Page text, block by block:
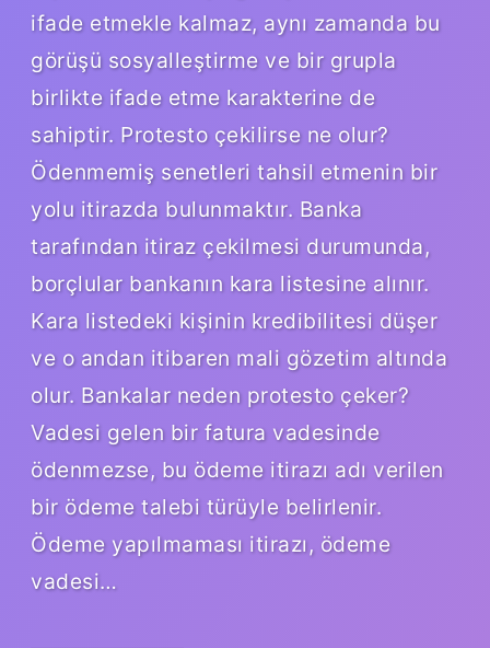
ifade etmekle kalmaz, aynı zamanda bu
görüşü sosyalleştirme ve bir grupla
birlikte ifade etme karakterine de
sahiptir. Protesto çekilirse ne olur?
Ödenmemiş senetleri tahsil etmenin bir
yolu itirazda bulunmaktır. Banka
tarafından itiraz çekilmesi durumunda,
borçlular bankanın kara listesine alınır.
Kara listedeki kişinin kredibilitesi düşer
ve o andan itibaren mali gözetim altında
olur. Bankalar neden protesto çeker?
Vadesi gelen bir fatura vadesinde
ödenmezse, bu ödeme itirazı adı verilen
bir ödeme talebi türüyle belirlenir.
Ödeme yapılmaması itirazı, ödeme
vadesi…